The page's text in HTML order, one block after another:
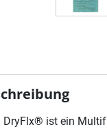
DryFlx® ist ein